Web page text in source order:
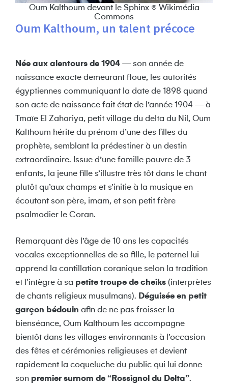
Oum Kalthoum devant le Sphinx © Wikimédia
Commons
Oum Kalthoum, un talent précoce
Née aux alentours de 1904 — son année de
naissance exacte demeurant floue, les autorités
égyptiennes communiquant la date de 1898 quand
son acte de naissance fait état de l’année 1904 — à
Tmaïe El Zahariya, petit village du delta du Nil, Oum
Kalthoum hérite du prénom d’une des filles du
prophète, semblant la prédestiner à un destin
extraordinaire. Issue d’une famille pauvre de 3
enfants, la jeune fille s’illustre très tôt dans le chant
plutôt qu’aux champs et s’initie à la musique en
écoutant son père, imam, et son petit frère
psalmodier le Coran.
Remarquant dès l’âge de 10 ans les capacités
vocales exceptionnelles de sa fille, le paternel lui
apprend la cantillation coranique selon la tradition
et l’intègre à sa petite troupe de cheiks (interprètes
de chants religieux musulmans). Déguisée en petit
garçon bédouin afin de ne pas froisser la
bienséance, Oum Kalthoum les accompagne
bientôt dans les villages environnants à l’occasion
des fêtes et cérémonies religieuses et devient
rapidement la coqueluche du public qui lui donne
son premier surnom de “Rossignol du Delta”.